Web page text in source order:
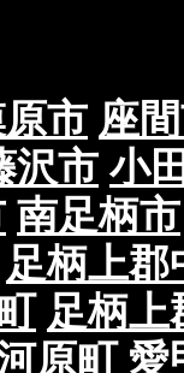
市 座
沢市 小
南足柄市
足柄上郡
足柄上
原町 愛